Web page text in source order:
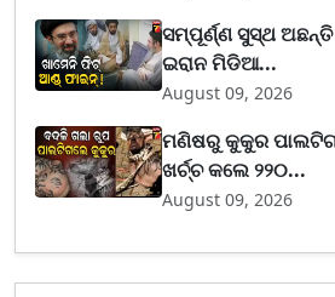
ସମ୍ପୂର୍ଣ୍ଣ ସୁସ୍ଥ ଅଛନ୍ତି
ଇରାନ ମିଡିଆ...
August 09, 2026
ମଣିଷରୁ କୁକୁର
ଖର୍ଚ୍ଚ କଲେ ୨୨୦...
August 09, 2026